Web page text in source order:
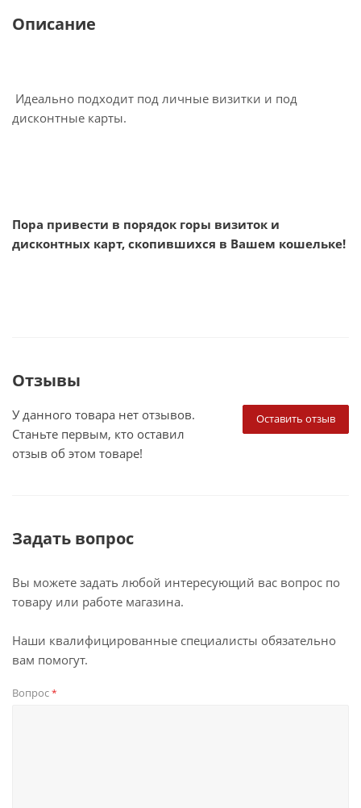
Описание
Идеально подходит под личные визитки и под
дисконтные карты.
Пора привести в порядок горы визиток и
дисконтных карт, скопившихся в Вашем кошельке!
Отзывы
Оставить отзыв
У данного товара нет отзывов.
Станьте первым, кто оставил
отзыв об этом товаре!
Задать вопрос
Вы можете задать любой интересующий вас вопрос по
товару или работе магазина.
Наши квалифицированные специалисты обязательно
вам помогут.
Вопрос*